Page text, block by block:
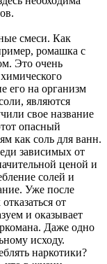
смеси. Как
ромашка с
Это очень
его на организм
являются
свое название
опасный
как соль для ванн.
зависимых от
ценой и
солей и
Уже после
от
и оказывает
Даже одно
исходу.
наркотики?